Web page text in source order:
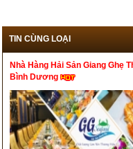
TIN CÙNG LOẠI
Nhà Hàng Hải Sản Giang Ghẹ
Bình Dương